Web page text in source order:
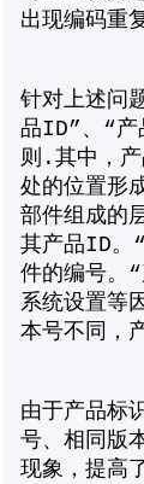
出现编码重
针对上述问
品ID”、“产
则.其中，产
处的位置形
部件组成的
其产品ID。
件的编号。
系统设置等
本号不同，
由于产品标
号、相同版
现象，提高